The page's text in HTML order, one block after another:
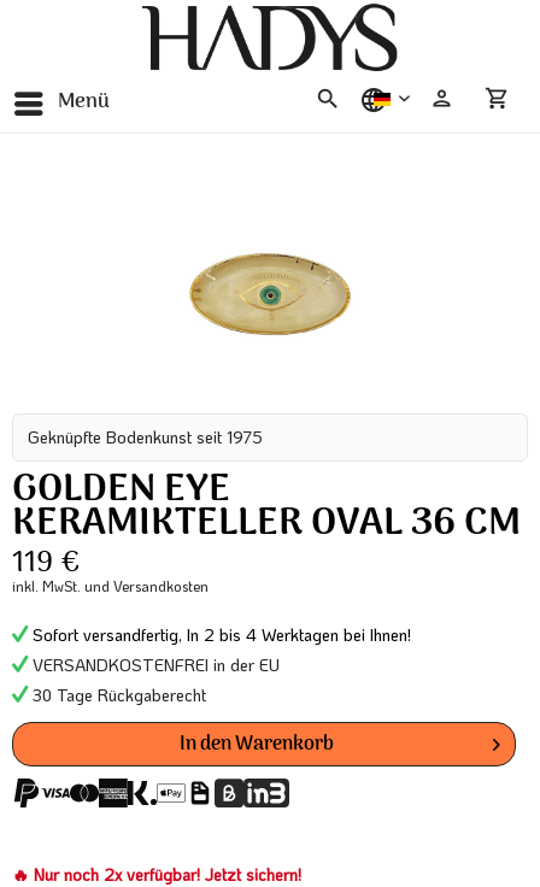
Menü deutsch
Geknüpfte Bodenkunst seit 1975
GOLDEN EYE
KERAMIKTELLER OVAL 36 CM
119 €
inkl. MwSt. und Versandkosten
Sofort versandfertig, In 2 bis 4 Werktagen bei Ihnen!
VERSANDKOSTENFREI in der EU
30 Tage Rückgaberecht
In denWarenkorb
🔥 Nur noch 2x verfügbar! Jetzt sichern!